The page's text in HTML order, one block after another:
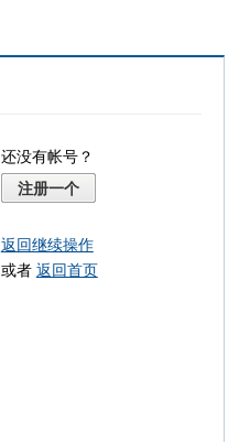
还没有帐号？
注册一个
返回继续操作
或者 返回首页